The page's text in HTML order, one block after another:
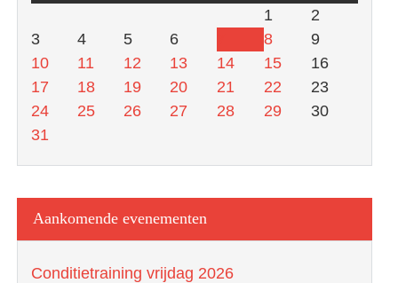
1
2
3
4 5 6 8
9
10
11 12 13 14 15
16
17
18 19 20 21 22
23
24
25 26 27 28 29
30
31
Aankomende evenementen
Conditietraining vrijdag 2026